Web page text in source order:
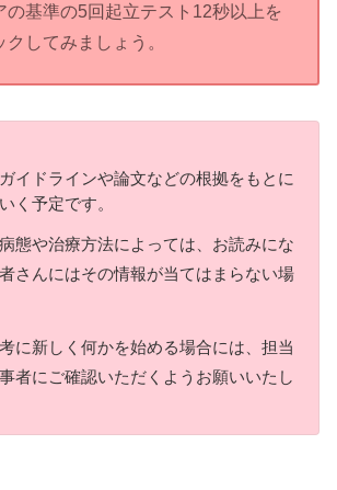
の基準の5回起立テスト12秒以上を
してみましょう。
イドラインや論文などの根拠をもとに
く予定です。
態や治療方法によっては、お読みにな
さんにはその情報が当てはまらない場
に新しく何かを始める場合には、担当
者にご確認いただくようお願いいたし